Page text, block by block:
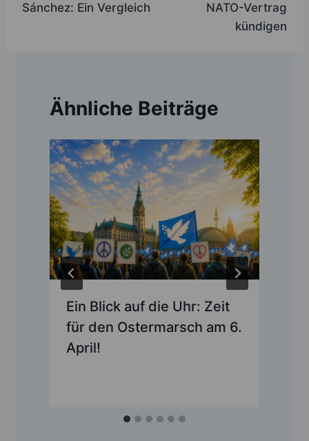
Sánchez: Ein Vergleich
NATO-Vertrag
kündigen
Ähnliche Beiträge
Ein Blick auf die Uhr: Zeit
für den Ostermarsch am 6.
April!